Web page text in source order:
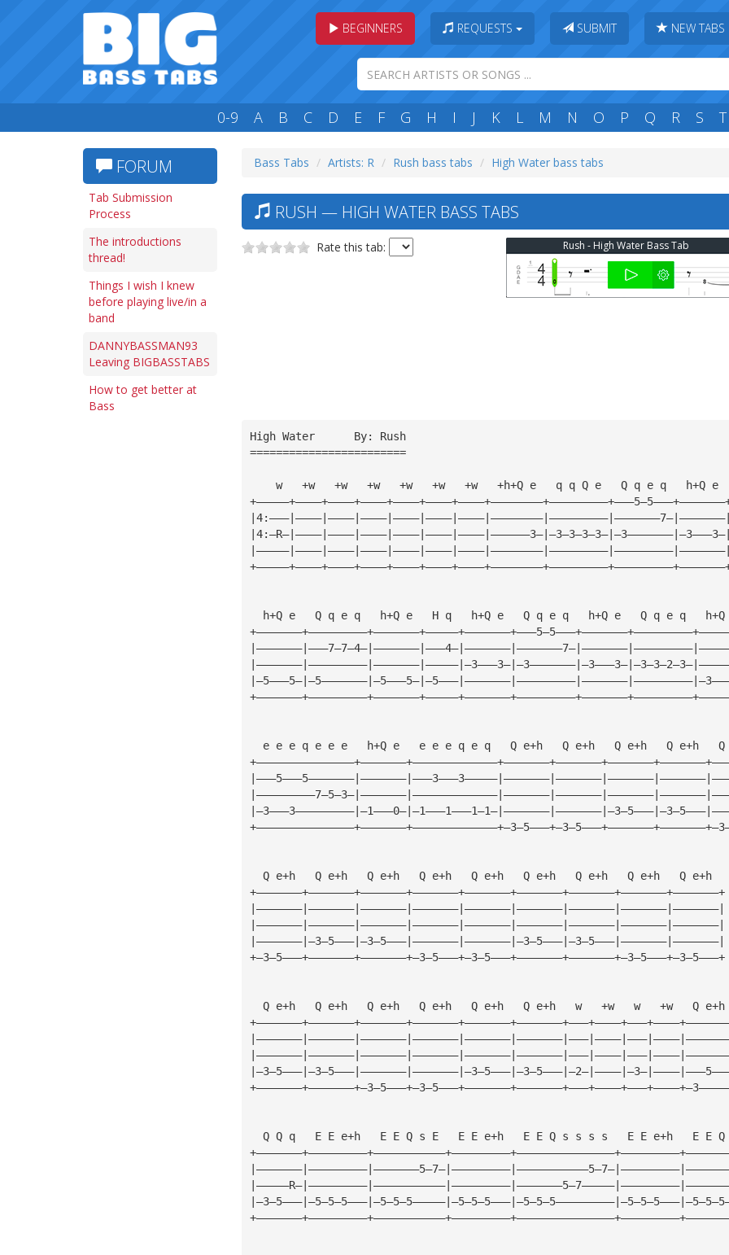
BEGINNERS REQUESTS SUBMIT NEW TABS
0-9 A B C D E F G H I J K L M N O P Q R S T
FORUM
Tab Submission
Process
The introductions
thread!
Things I wish I knew
before playing live/in a
band
DANNYBASSMAN93
Leaving BIGBASSTABS
How to get better at
Bass
Bass Tabs Artists: R Rush bass tabs High Water bass tabs
RUSH — HIGH WATER BASS TABS
Rate this tab: Rush - High Water Bass Tab
High Water      By: Rush
========================
w   +w   +w   +w   +w   +w   +w   +h+Q e   q q Q e   Q q e q   h+Q
h+Q e   Q q e q   h+Q e   H q   h+Q e   Q q e q   h+Q e   Q q e q
e e e q e e e   h+Q e   e e e q e q   Q e+h   Q e+h   Q e+h   Q e+h
  Q e+h   Q e+h   Q e+h   Q e+h   Q e+h   Q e+h   Q e+h   Q e+h   Q e+h
+———————+———————+———————+———————+———————+———————+———————+———————+———————+
|———————|———————|———————|———————|———————|———————|———————|———————|———————|
|———————|———————|———————|———————|———————|———————|———————|———————|———————|
|———————|—3—5———|—3—5———|———————|———————|—3—5———|—3—5———|———————|———————|
+—3—5———+———————+———————+—3—5———+—3—5———+———————+———————+—3—5———+—3—5———+
Q e+h   Q e+h   Q e+h   Q e+h   Q e+h   Q e+h   w   +w   w   +w   Q
Q Q q   E E e+h   E E Q s E   E E e+h   E E Q s s s s   E E e+h   E E